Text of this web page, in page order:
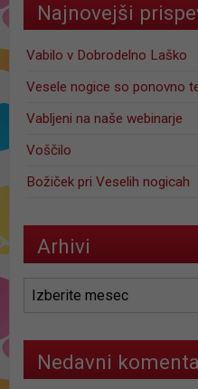
Najnovejši
Vabilo v Dobrodelno Laško
Vesele nogice so ponovno
Vabljeni na naše webinarje
Voščilo
Božiček pri Veselih nogicah
Arhivi
Arhivi
Nedavni